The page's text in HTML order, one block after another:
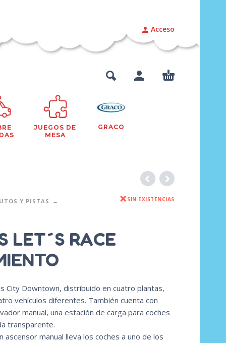
Acceso
JUEGOS DE
MESA
GRACO
Y PISTAS SIN EXISTENCIAS
LET´S RACE
City Downtown, distribuido en cuatro plantas,
vehículos diferentes. También cuenta con
manual, una estación de carga para coches
transparente.
manual lleva los coches a uno de los